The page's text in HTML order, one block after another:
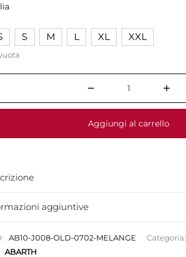
S M L XL XXL
Aggiungi al carrello
aggiuntive
AB10-J008-OLD-0702-MELANGE Categoria:
ABARTH